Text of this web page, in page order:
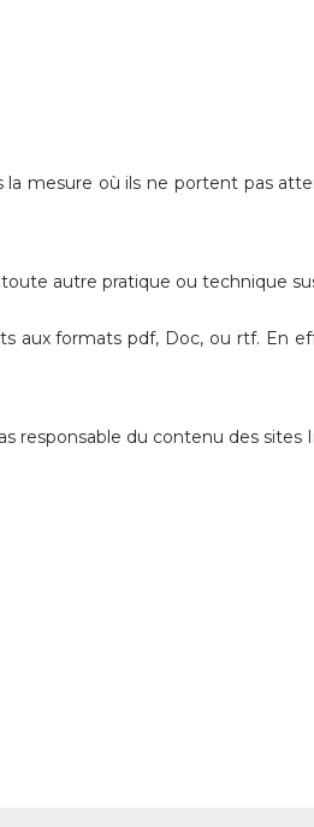
la mesure où ils ne portent pas
autre pratique ou technique
aux formats pdf, Doc, ou rtf. En
responsable du contenu des